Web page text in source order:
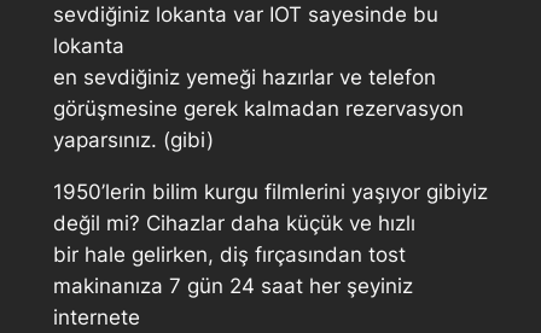
sevdiğiniz lokanta var IOT sayesinde bu
lokanta
en sevdiğiniz yemeği hazırlar ve telefon
görüşmesine gerek kalmadan rezervasyon
yaparsınız. (gibi)
1950’lerin bilim kurgu filmlerini yaşıyor gibiyiz
değil mi? Cihazlar daha küçük ve hızlı
bir hale gelirken, diş fırçasından tost
makinanıza 7 gün 24 saat her şeyiniz
internete